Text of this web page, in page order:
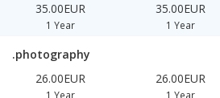
35.00EUR
1 Year
35.00EUR
1 Year
.photography
26.00EUR
1 Year
26.00EUR
1 Year